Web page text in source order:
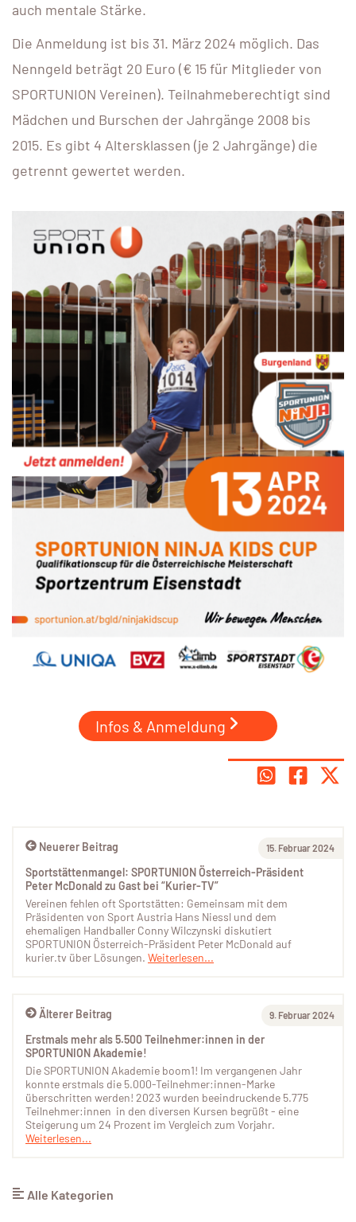
auch mentale Stärke.
Die Anmeldung ist bis 31. März 2024 möglich. Das
Nenngeld beträgt 20 Euro (€ 15 für Mitglieder von
SPORTUNION Vereinen). Teilnahmeberechtigt sind
Mädchen und Burschen der Jahrgänge 2008 bis
2015. Es gibt 4 Altersklassen (je 2 Jahrgänge) die
getrennt gewertet werden.
Infos & Anmeldung
Älterer Beitrag 9. Februar 2024
Erstmals mehr als 5.500 Teilnehmer:innen in der
SPORTUNION Akademie!
Die SPORTUNION Akademie boom1! Im vergangenen Jahr
konnte erstmals die 5.000-Teilnehmer:innen-Marke
überschritten werden! 2023 wurden beeindruckende 5.775
Teilnehmer:innen in den diversen Kursen begrüßt - eine
Steigerung um 24 Prozent im Vergleich zum Vorjahr.
Weiterlesen...
Neuerer Beitrag 15. Februar 2024
Sportstättenmangel: SPORTUNION Österreich-Präsident
Peter McDonald zu Gast bei “Kurier-TV”
Vereinen fehlen oft Sportstätten: Gemeinsam mit dem
Präsidenten von Sport Austria Hans Niessl und dem
ehemaligen Handballer Conny Wilczynski diskutiert
SPORTUNION Österreich-Präsident Peter McDonald auf
kurier.tv über Lösungen. Weiterlesen...
Alle Kategorien